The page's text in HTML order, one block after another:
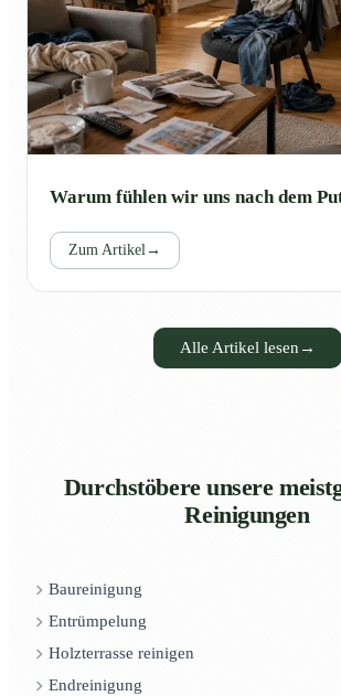
Warum fühlen wir uns nach dem
Zum Artikel→
Alle Artikel lesen →
Durchstöbere unsere
Reinigungen
Baureinigung
Entrümpelung
Holzterrasse reinigen
Endreinigung